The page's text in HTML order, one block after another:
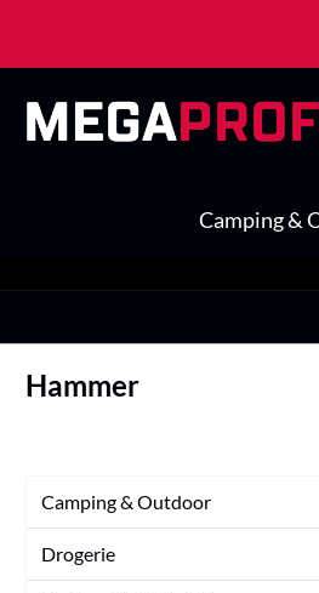
Camping &
Hammer
Camping & Outdoor
Drogerie